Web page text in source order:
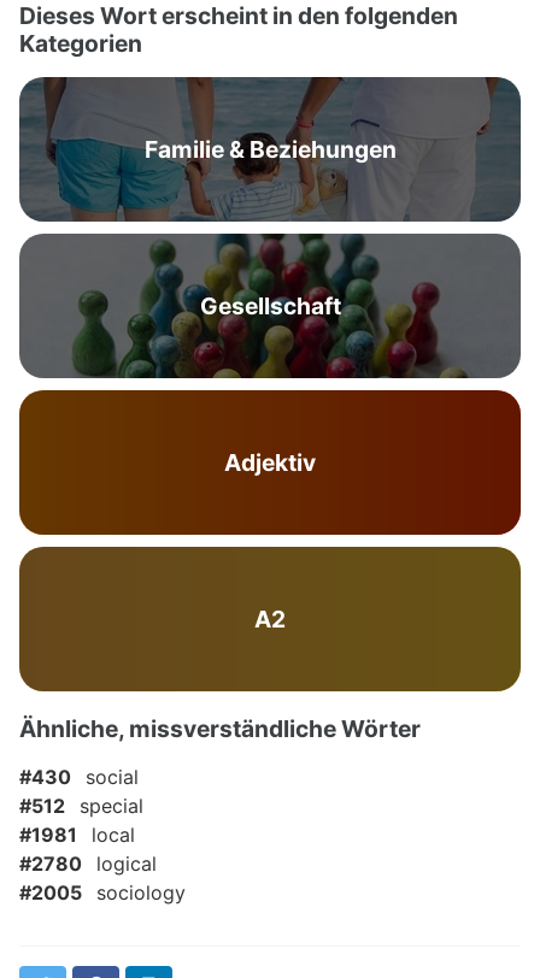
Dieses Wort erscheint in den folgenden
Kategorien
Familie & Beziehungen
Gesellschaft
Adjektiv
A2
Ähnliche, missverständliche Wörter
#430
social
#512
special
#1981
local
#2780
logical
#2005
sociology